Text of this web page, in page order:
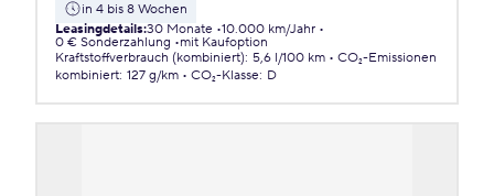
in 4 bis 8 Wochen
Leasingdetails:30 Monate 10.000 km/Jahr
0 € Sonderzahlung
mit Kaufoption
Kraftstoffverbrauch (kombiniert): 5,6 l/100 km
CO₂-Emissionen
kombiniert: 127 g/km CO₂-Klasse: D